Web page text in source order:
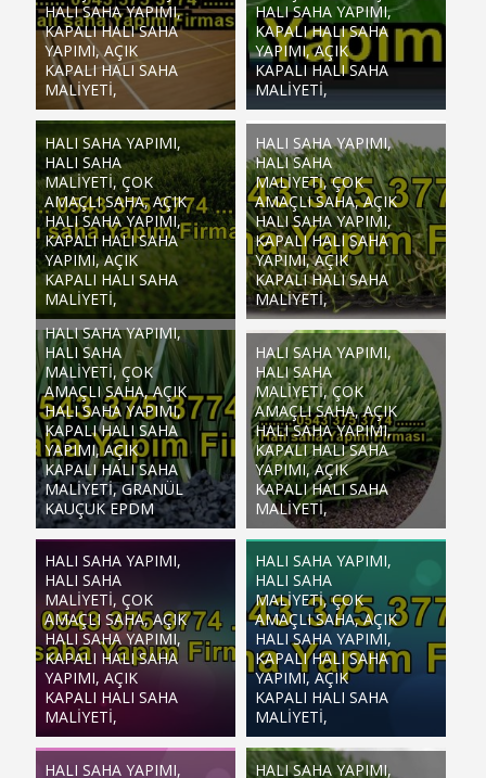
HALI SAHA YAPIMI,
KAPALI HALI SAHA
YAPIMI, AÇIK
KAPALI HALI SAHA
MALIYETI,
HALI SAHA YAPIMI,
KAPALI HALI SAHA
YAPIMI, AÇIK
KAPALI HALI SAHA
MALIYETI,
HALI SAHA YAPIMI,
HALI SAHA
MALIYETI, ÇOK
AMAÇLI SAHA, AÇIK
HALI SAHA YAPIMI,
KAPALI HALI SAHA
YAPIMI, AÇIK
KAPALI HALI SAHA
MALIYETI,
HALI SAHA YAPIMI,
HALI SAHA
MALIYETI, ÇOK
AMAÇLI SAHA, AÇIK
HALI SAHA YAPIMI,
KAPALI HALI SAHA
YAPIMI, AÇIK
KAPALI HALI SAHA
MALIYETI,
HALI SAHA YAPIMI,
HALI SAHA
MALIYETI, ÇOK
AMAÇLI SAHA, AÇIK
HALI SAHA YAPIMI,
KAPALI HALI SAHA
YAPIMI, AÇIK
KAPALI HALI SAHA
MALIYETI, GRANÜL
KAUÇUK EPDM
HALI SAHA YAPIMI,
HALI SAHA
MALIYETI, ÇOK
AMAÇLI SAHA, AÇIK
HALI SAHA YAPIMI,
KAPALI HALI SAHA
YAPIMI, AÇIK
KAPALI HALI SAHA
MALIYETI,
HALI SAHA YAPIMI,
HALI SAHA
MALIYETI, ÇOK
AMAÇLI SAHA, AÇIK
HALI SAHA YAPIMI,
KAPALI HALI SAHA
YAPIMI, AÇIK
KAPALI HALI SAHA
MALIYETI,
HALI SAHA YAPIMI,
HALI SAHA
MALIYETI, ÇOK
AMAÇLI SAHA, AÇIK
HALI SAHA YAPIMI,
KAPALI HALI SAHA
YAPIMI, AÇIK
KAPALI HALI SAHA
MALIYETI,
HALI SAHA YAPIMI, HALI SAHA YAPIMI,